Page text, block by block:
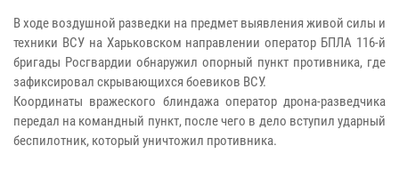
В ходе воздушной разведки на предмет выявления живой силы и
техники ВСУ на Харьковском направлении оператор БПЛА 116-й
бригады Росгвардии обнаружил опорный пункт противника, где
зафиксировал скрывающихся боевиков ВСУ.
Координаты вражеского блиндажа оператор дрона-разведчика
передал на командный пункт, после чего в дело вступил ударный
беспилотник, который уничтожил противника.